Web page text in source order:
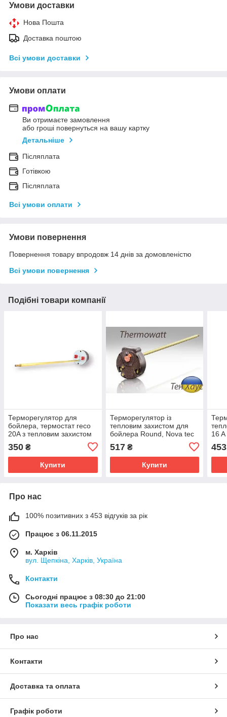
Умови доставки
Нова Пошта
Доставка поштою
Всі умови доставки
Умови оплати
Ви отримаєте замовлення
або гроші повернуться на вашу картку
Детальніше
Післяплата
Готівкою
Післяплата
Всі умови оплати
Умови повернення
Повернення товару впродовж 14 днів за домовленістю
Всі умови повернення
Подібні товари компанії
Терморегулятор для
бойлера, термостат reco
20A з тепловим захистом
350 ₴
Купити
Терморегулятор із
тепловим захистом для
бойлера Round, Nova tec
517₴
Купити
16
453
Про нас
100% позитивних з 453 відгуків за рік
Працює з 06.11.2015
м. Харків
вул. Щепкіна, Харків, Україна
Контакти
Сьогодні працює з 08:30 до 21:00
Показати весь графік роботи
Про нас
Контакти
Доставка та оплата
Графік роботи